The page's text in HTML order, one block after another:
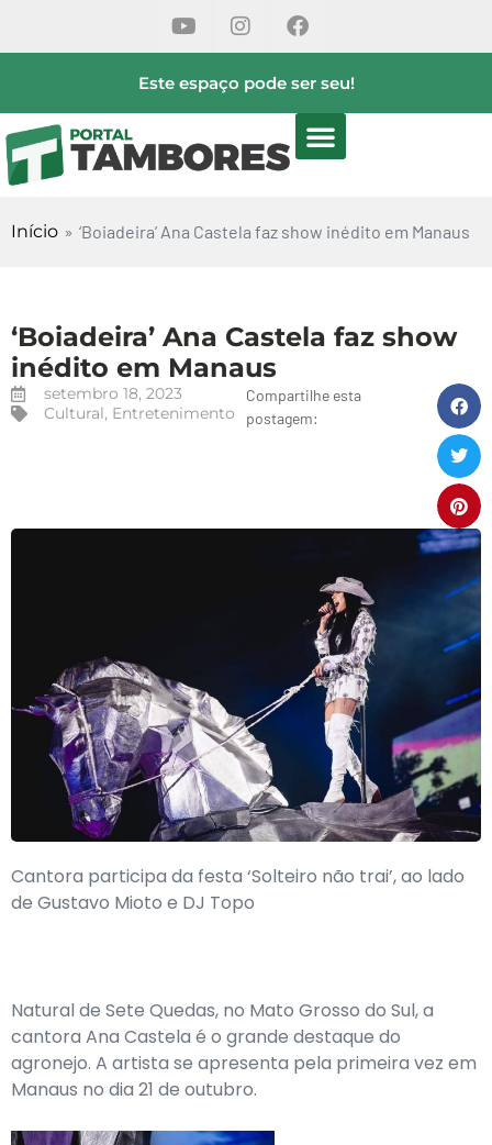
Este espaço pode ser seu!
Início » ‘Boiadeira’ Ana Castela faz show inédito em Manaus
‘Boiadeira’ Ana Castela faz show
inédito em Manaus
setembro 18, 2023
Cultural, Entretenimento
Compartilhe esta
postagem:
Cantora participa da festa ‘Solteiro não trai’, ao lado
de Gustavo Mioto e DJ Topo
Natural de Sete Quedas, no Mato Grosso do Sul, a
cantora Ana Castela é o grande destaque do
agronejo. A artista se apresenta pela primeira vez em
Manaus no dia 21 de outubro.